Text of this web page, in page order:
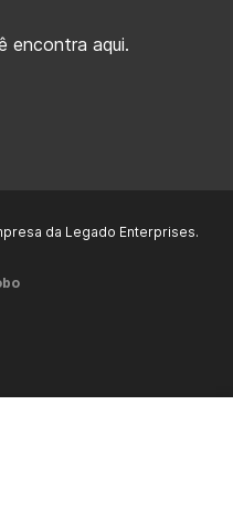
encontra aqui.
da Legado Enterprises.